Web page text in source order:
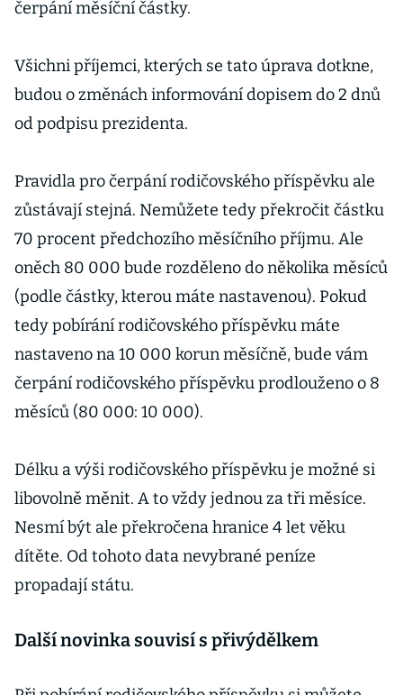
čerpání měsíční částky.
Všichni příjemci, kterých se tato úprava dotkne,
budou o změnách informování dopisem do 2 dnů
od podpisu prezidenta.
Pravidla pro čerpání rodičovského příspěvku ale
zůstávají stejná. Nemůžete tedy překročit částku
70 procent předchozího měsíčního příjmu. Ale
oněch 80 000 bude rozděleno do několika měsíců
(podle částky, kterou máte nastavenou). Pokud
tedy pobírání rodičovského příspěvku máte
nastaveno na 10 000 korun měsíčně, bude vám
čerpání rodičovského příspěvku prodlouženo o 8
měsíců (80 000: 10 000).
Délku a výši rodičovského příspěvku je možné si
libovolně měnit. A to vždy jednou za tři měsíce.
Nesmí být ale překročena hranice 4 let věku
dítěte. Od tohoto data nevybrané peníze
propadají státu.
Další novinka souvisí s přivýdělkem